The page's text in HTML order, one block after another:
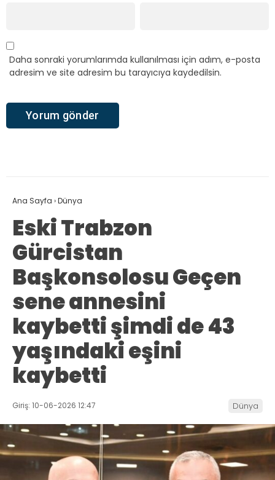
Daha sonraki yorumlarımda kullanılması için adım, e-posta
adresim ve site adresim bu tarayıcıya kaydedilsin.
Ana Sayfa ›Dünya
Eski Trabzon
Gürcistan
Başkonsolosu Geçen
sene annesini
kaybetti şimdi de 43
yaşındaki eşini
kaybetti
Giriş: 10-06-2026 12:47 Dünya